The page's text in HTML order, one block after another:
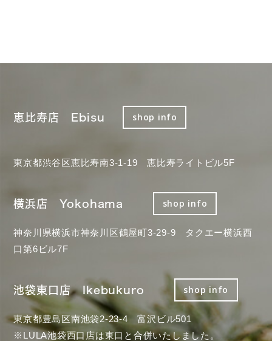
恵比寿店 Ebisu shop info
東京都渋谷区恵比寿南3-1-19 恵比寿ライトビル5F
横浜店 Yokohama shop info
神奈川県横浜市神奈川区鶴屋町3-29-9 タクエー横浜西
口第6ビル7F
池袋東口店 Ikebukuro shop info
東京都豊島区南池袋2-23-4 富沢ビル501
※LULA池袋西口店は東口と合併いたしました。